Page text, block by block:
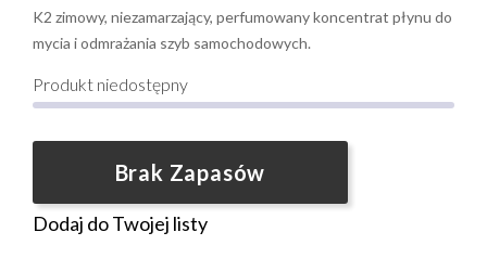
K2 zimowy, niezamarzający, perfumowany koncentrat płynu do
mycia i odmrażania szyb samochodowych.
Produkt niedostępny
Brak Zapasów
Dodaj do Twojej listy